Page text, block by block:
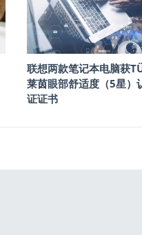
联想两款笔记本电脑获
莱茵眼部舒适度（5星）
证证书